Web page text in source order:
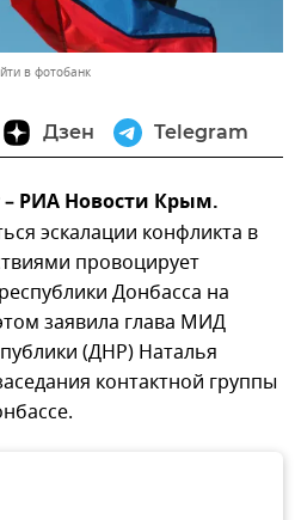
в фотобанк
Дзен Telegram
РИА Новости Крым.
эскалации конфликта в
провоцирует
Донбасса на
заявила глава МИД
(ДНР) Наталья
контактной группы